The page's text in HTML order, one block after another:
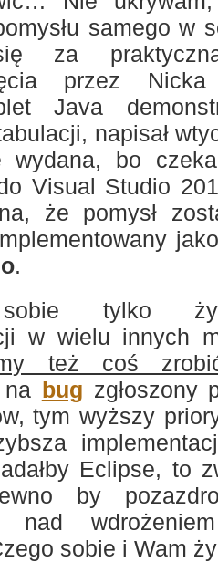
samego w
za
przez
Java
napisał
wydana, bo
Visual Studio
że pomysł
.
tylko
w wielu innych
też coś
na bug zgłoszony
tym wyższy
Eclipse, to
by
nad
sobie i Wam